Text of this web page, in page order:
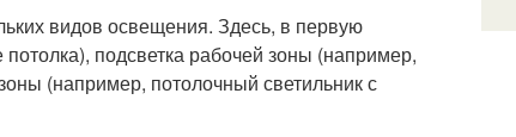
видов освещения. Здесь, в первую
подсветка рабочей зоны (например,
(например, потолочный светильник с